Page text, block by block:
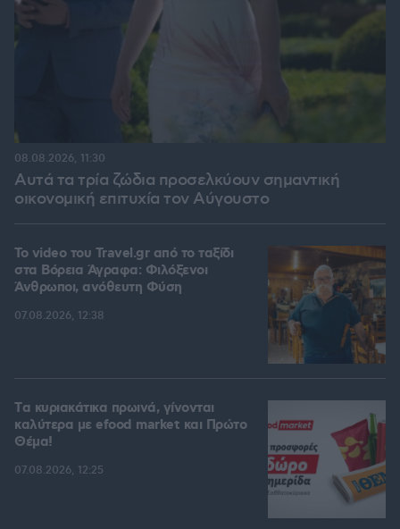
Αυτά τα τρία ζώδια προσελκύουν σημαντική
οικονομική επιτυχία τον Αύγουστο
08.08.2026, 11:30
To video του Travel.gr από το ταξίδι
στα Βόρεια Άγραφα: Φιλόξενοι
Άνθρωποι, ανόθευτη Φύση
07.08.2026, 12:38
Tα κυριακάτικα πρωινά, γίνονται
καλύτερα με efood market και Πρώτο
Θέμα!
07.08.2026, 12:25